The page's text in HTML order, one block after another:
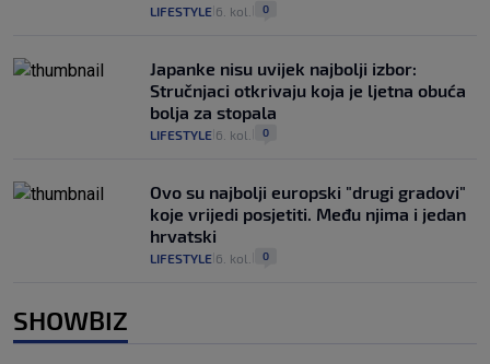
LIFESTYLE 6. kol. 0
Japanke nisu uvijek najbolji izbor:
Stručnjaci otkrivaju koja je ljetna obuća
bolja za stopala
LIFESTYLE 6. kol. 0
Ovo su najbolji europski "drugi gradovi"
koje vrijedi posjetiti. Među njima i jedan
hrvatski
LIFESTYLE 6. kol. 0
SHOWBIZ